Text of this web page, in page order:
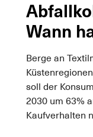
Wann
Berge an
soll der
2030 um 63%
Kaufverhalten